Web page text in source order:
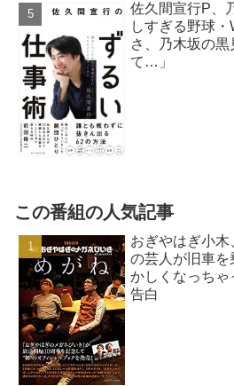
佐久間宣行P、
しすぎる野球
さ、乃木坂の
て…」
この番組の人気記事
おぎやはぎ小
の芸人が旧車
かしくなっちゃ
告白